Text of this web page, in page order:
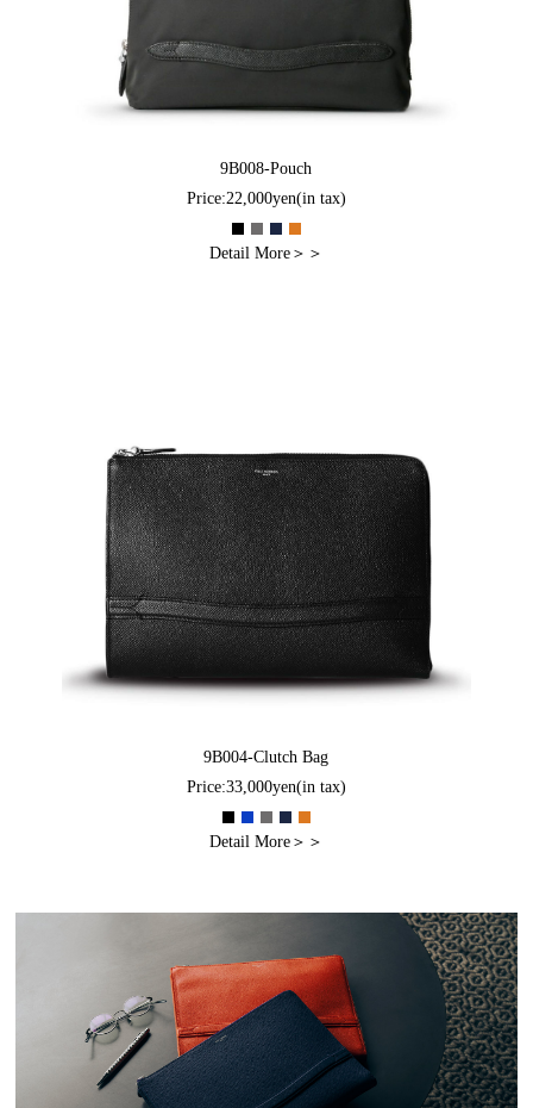
9B008-Pouch
Price:22,000yen(in tax)
Detail More＞＞
9B004-Clutch Bag
Price:33,000yen(in tax)
Detail More＞＞